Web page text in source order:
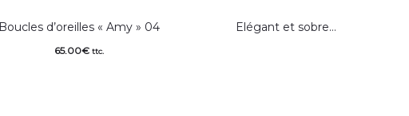
Boucles d’oreilles « Amy » 04
65.00€ ttc.
Elégant et sobre…